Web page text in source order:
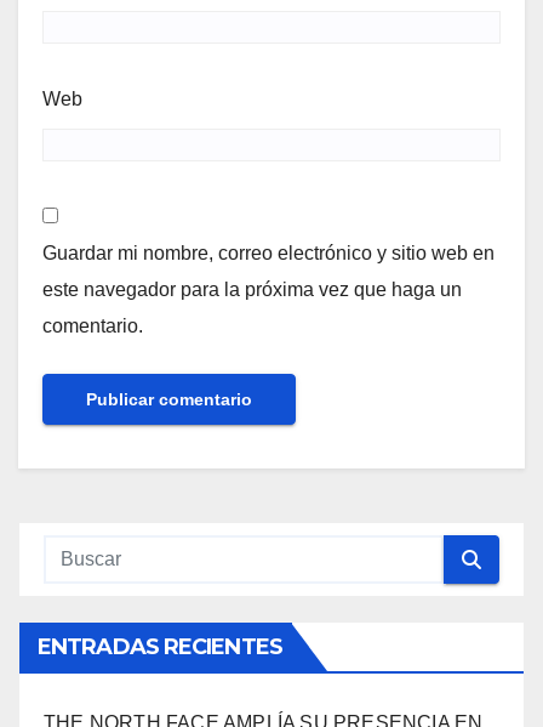
Web
Guardar mi nombre, correo electrónico y sitio web en
este navegador para la próxima vez que haga un
comentario.
ENTRADAS RECIENTES